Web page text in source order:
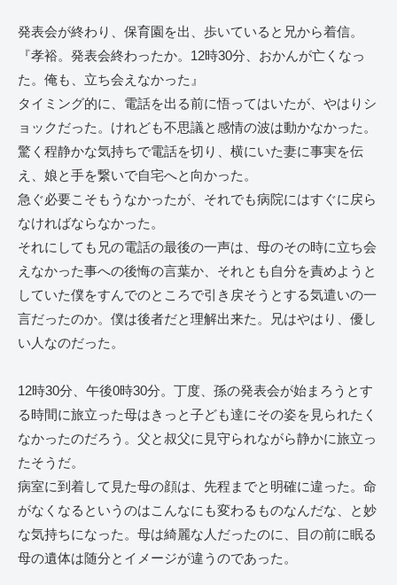
発表会が終わり、保育園を出、歩いていると兄から着信。
『孝裕。発表会終わったか。12時30分、おかんが亡くなっ
た。俺も、立ち会えなかった』
タイミング的に、電話を出る前に悟ってはいたが、やはりシ
ョックだった。けれども不思議と感情の波は動かなかった。
驚く程静かな気持ちで電話を切り、横にいた妻に事実を伝
え、娘と手を繋いで自宅へと向かった。
急ぐ必要こそもうなかったが、それでも病院にはすぐに戻ら
なければならなかった。
それにしても兄の電話の最後の一声は、母のその時に立ち会
えなかった事への後悔の言葉か、それとも自分を責めようと
していた僕をすんでのところで引き戻そうとする気遣いの一
言だったのか。僕は後者だと理解出来た。兄はやはり、優し
い人なのだった。
12時30分、午後0時30分。丁度、孫の発表会が始まろうとす
る時間に旅立った母はきっと子ども達にその姿を見られたく
なかったのだろう。父と叔父に見守られながら静かに旅立っ
たそうだ。
病室に到着して見た母の顔は、先程までと明確に違った。命
がなくなるというのはこんなにも変わるものなんだな、と妙
な気持ちになった。母は綺麗な人だったのに、目の前に眠る
母の遺体は随分とイメージが違うのであった。